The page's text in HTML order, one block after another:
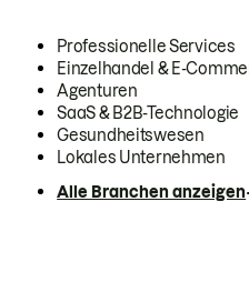
Professionelle Services
Einzelhandel & E-
Agenturen
SaaS & B2B-Technologie
Gesundheitswesen
Lokales Unternehmen
Alle Branchen anzeigen